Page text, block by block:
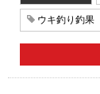
ウキ釣り釣果